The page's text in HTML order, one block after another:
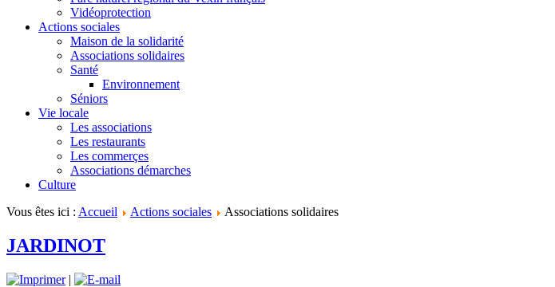
Vidéoprotection
Actions sociales
Maison de la solidarité
Associations solidaires
Santé
Environnement
Séniors
Vie locale
Les associations
Les restaurants
Les commerçes
Associations démarches
Culture
Vous êtes ici : Accueil Actions sociales Associations solidaires
JARDINOT
|